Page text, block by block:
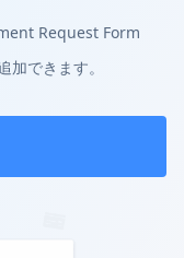
Request Form
できます。